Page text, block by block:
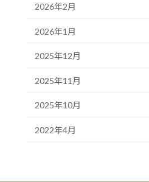
2026年2月
2026年1月
2025年12月
2025年11月
2025年10月
2022年4月